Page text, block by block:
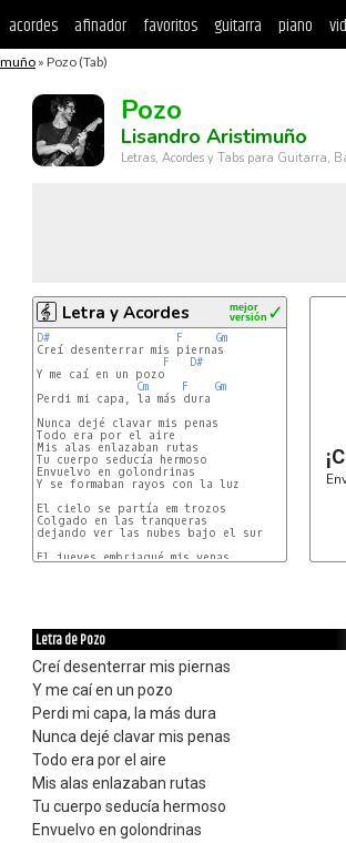
acordes afinador favoritos guitarra piano
» Pozo (Tab)
hay
Pozo
Lisandro Aristimuño
Letras, Acordes y Tabs para Guitarra,
Letra y Acordes ✓
mejor
versión
D# F
Gm
Creí desenterrar mis piernas
F
D#
Y me caí en un pozo
Cm
F
Gm
Perdi mi capa, la más dura
Nunca dejé clavar mis penas
Todo era por el aire
Mis alas enlazaban rutas
Tu cuerpo seducía hermoso
Envuelvo en golondrinas
Y se formaban rayos con la luz
El cielo se partía em trozos
Colgado en las tranqueras
dejando ver las nubes bajo el sur
El jueves embriagué mis venas
Letra de Pozo
Creí desenterrar mis piernas
Y me caí en un pozo
Perdi mi capa, la más dura
Nunca dejé clavar mis penas
Todo era por el aire
Mis alas enlazaban rutas
Tu cuerpo seducía hermoso
Envuelvo en golondrinas